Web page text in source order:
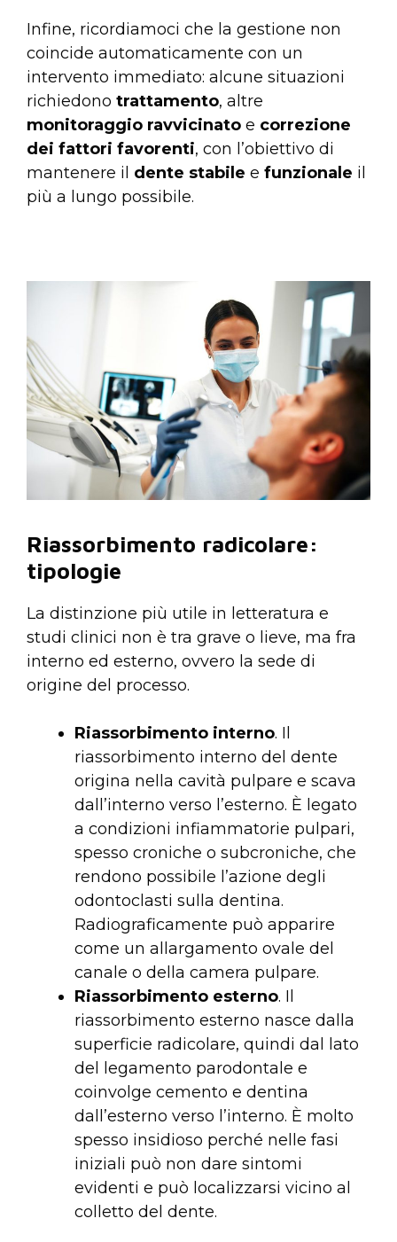
Infine, ricordiamoci che la gestione non
coincide automaticamente con un
intervento immediato: alcune situazioni
richiedono trattamento, altre
monitoraggio ravvicinato e correzione
dei fattori favorenti, con l’obiettivo di
mantenere il dente stabile e funzionale il
più a lungo possibile.
Riassorbimento radicolare:
tipologie
La distinzione più utile in letteratura e
studi clinici non è tra grave o lieve, ma fra
interno ed esterno, ovvero la sede di
origine del processo.
Riassorbimento interno. Il
riassorbimento interno del dente
origina nella cavità pulpare e scava
dall’interno verso l’esterno. È legato
a condizioni infiammatorie pulpari,
spesso croniche o subcroniche, che
rendono possibile l’azione degli
odontoclasti sulla dentina.
Radiograficamente può apparire
come un allargamento ovale del
canale o della camera pulpare.
Riassorbimento esterno. Il
riassorbimento esterno nasce dalla
superficie radicolare, quindi dal lato
del legamento parodontale e
coinvolge cemento e dentina
dall’esterno verso l’interno. È molto
spesso insidioso perché nelle fasi
iniziali può non dare sintomi
evidenti e può localizzarsi vicino al
colletto del dente.